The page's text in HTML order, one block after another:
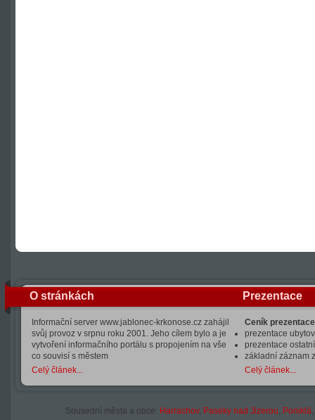
O stránkách
Informační server www.jablonec-krkonose.cz zahájil
svůj provoz v srpnu roku 2001. Jeho cílem bylo a je
vytvoření informačního portálu s propojením na vše
co souvisí s městem
Celý článek...
Prezentace
Ceník
prezentace
prezentace
základní záznam
Celý článek...
Sousední města a obce: Harrachov, Paseky nad Jizerou, Poniklá,